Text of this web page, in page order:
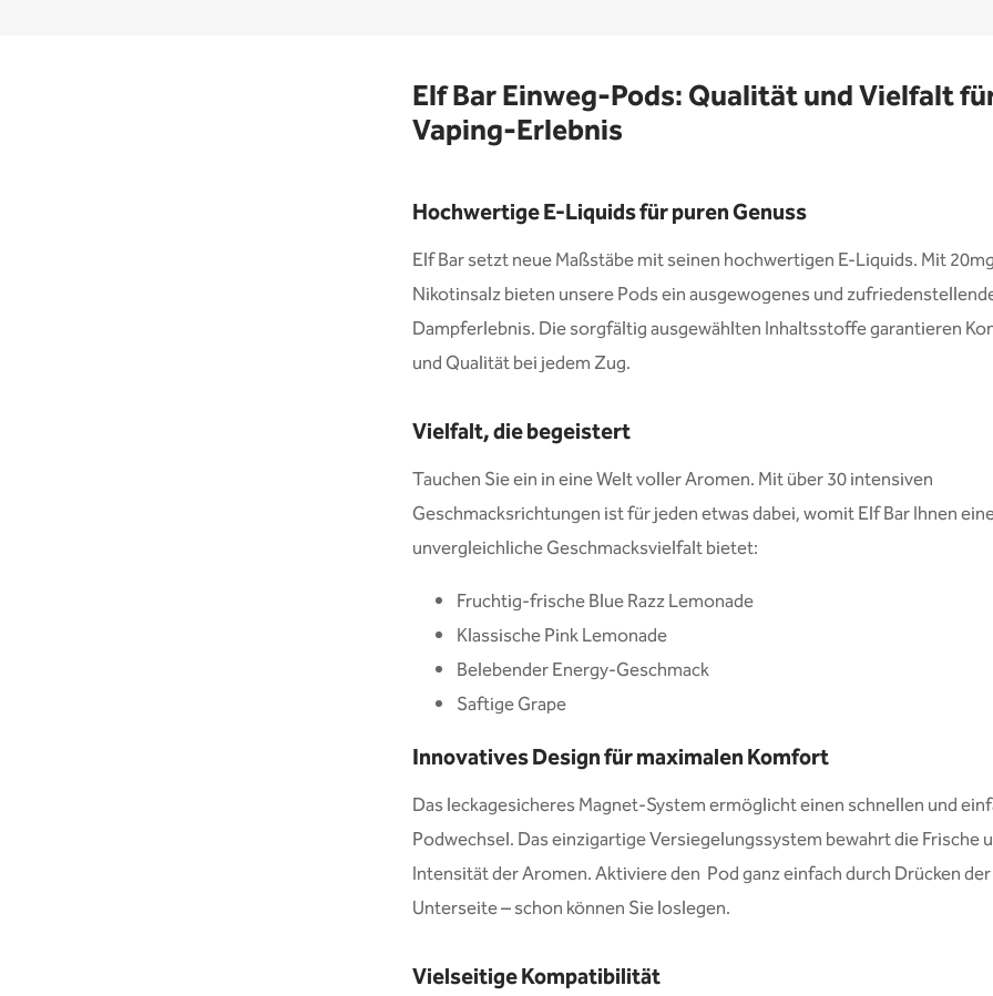
Elf Bar Einweg-Pods: Qualität und Vielfalt
Vaping-Erlebnis
Hochwertige E-Liquids für puren Genuss
Elf Bar setzt neue Maßstäbe mit seinen hochwertigen E-Liquids. Mit
Nikotinsalz bieten unsere Pods ein ausgewogenes und
Dampferlebnis. Die sorgfältig ausgewählten Inhaltsstoffe garantieren
und Qualität bei jedem Zug.
Vielfalt, die begeistert
Tauchen Sie ein in eine Welt voller Aromen. Mit über 30 intensiven
Geschmacksrichtungen ist für jeden etwas dabei, womit Elf Bar Ihnen
unvergleichliche Geschmacksvielfalt bietet:
Fruchtig-frische Blue Razz Lemonade
Klassische Pink Lemonade
Belebender Energy-Geschmack
Saftige Grape
Innovatives Design für maximalen Komfort
Das leckagesicheres Magnet-System ermöglicht einen schnellen und
Podwechsel. Das einzigartige Versiegelungssystem bewahrt die Frische
Intensität der Aromen. Aktiviere den Pod ganz einfach durch Drücken der
Unterseite – schon können Sie loslegen.
Vielseitige Kompatibilität